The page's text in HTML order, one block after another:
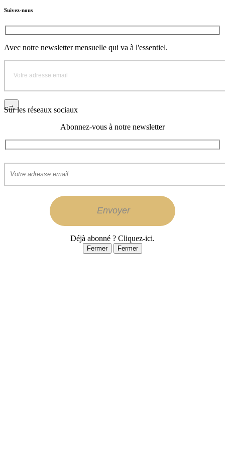
Suivez-nous
Avec notre newsletter mensuelle qui va à l'essentiel.
Sur les réseaux sociaux
Abonnez-vous à notre newsletter
Déjà abonné ? Cliquez-ici.
Fermer Fermer